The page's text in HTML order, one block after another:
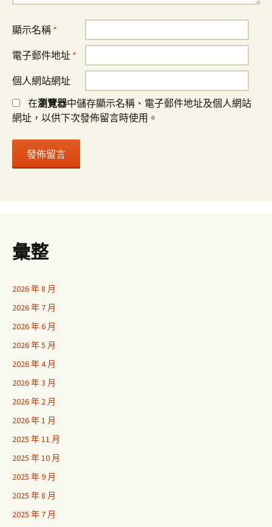
顯示名稱 *
電子郵件地址 *
個人網站網址
在瀏覽器中儲存顯示名稱、電子郵件地址及個人網站
網址，以供下次發佈留言時使用。
彙整
2026 年 8 月
2026 年 7 月
2026 年 6 月
2026 年 5 月
2026 年 4 月
2026 年 3 月
2026 年 2 月
2026 年 1 月
2025 年 11 月
2025 年 10 月
2025 年 9 月
2025 年 8 月
2025 年 7 月